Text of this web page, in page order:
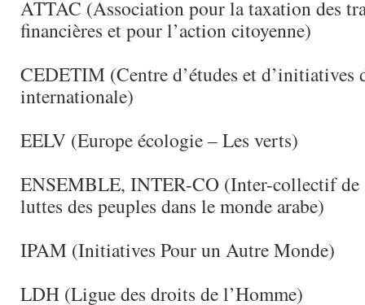
ATTAC (Association pour la taxation des
financières et pour l’action citoyenne)
CEDETIM (Centre d’études et d’initiatives
internationale)
EELV (Europe écologie – Les verts)
ENSEMBLE, INTER-CO (Inter-collectif de
luttes des peuples dans le monde arabe)
IPAM (Initiatives Pour un Autre Monde)
LDH (Ligue des droits de l’Homme)